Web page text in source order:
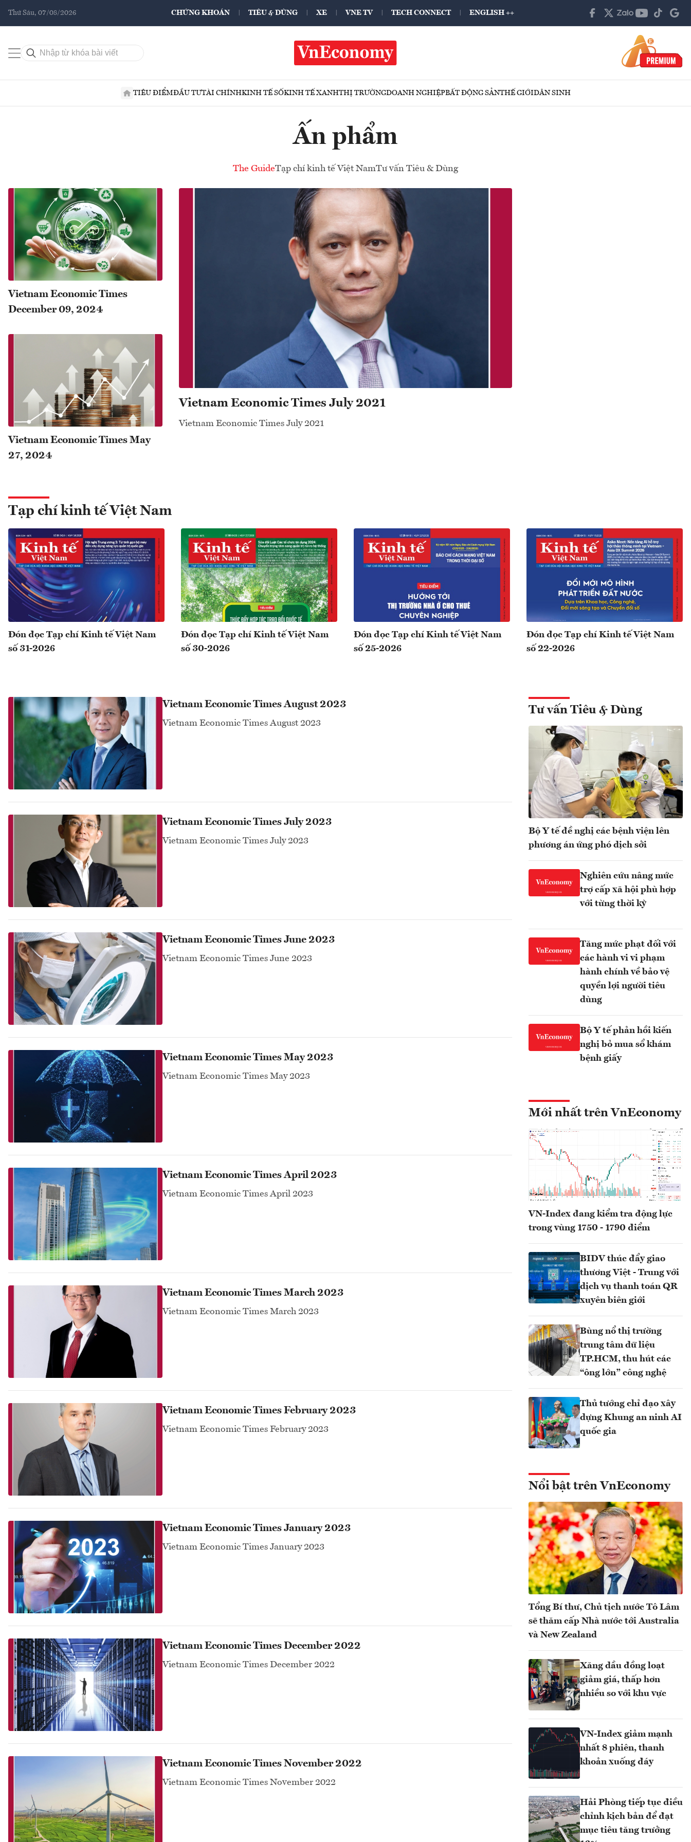
Thứ Sáu, 07/08/2026 CHỨNG KHOÁN TIÊU & DÙNG XE VNE TV TECH CONNECT ENGLISH ++
TIÊU ĐIỂMĐẦU TƯTÀI CHÍNHKINH TẾ SỐKINH TẾ XANHTHỊ TRƯỜNGDOANH NGHIỆPBẤT ĐỘNG SẢNTHẾ GIỚIDÂN SINH
Ấn phẩm
The GuideTạp chí kinh tế Việt NamTư vấn Tiêu & Dùng
Vietnam Economic Times July 2021
Vietnam Economic Times July 2021
Vietnam Economic Times
December 09, 2024
Vietnam Economic Times May
27, 2024
Tạp chí kinh tế Việt Nam
Đón đọc Tạp chí Kinh tế Việt Nam
số 31-2026
Đón đọc Tạp chí Kinh tế Việt Nam
số 30-2026
Đón đọc Tạp chí Kinh tế Việt Nam
số 25-2026
Đón đọc Tạp chí Kinh tế Việt Nam
số 22-2026
Vietnam Economic Times August 2023
Vietnam Economic Times August 2023
Vietnam Economic Times July 2023
Vietnam Economic Times July 2023
Vietnam Economic Times June 2023
Vietnam Economic Times June 2023
Vietnam Economic Times May 2023
Vietnam Economic Times May 2023
Vietnam Economic Times April 2023
Vietnam Economic Times April 2023
Vietnam Economic Times March 2023
Vietnam Economic Times March 2023
Vietnam Economic Times February 2023
Vietnam Economic Times February 2023
Vietnam Economic Times January 2023
Vietnam Economic Times January 2023
Vietnam Economic Times December 2022
Vietnam Economic Times December 2022
Vietnam Economic Times November 2022
Vietnam Economic Times November 2022
Tư vấn Tiêu & Dùng
Bộ Y tế đề nghị các bệnh viện lên
phương án ứng phó dịch sởi
Nghiên cứu nâng mức
trợ cấp xã hội phù hợp
với từng thời kỳ
Tăng mức phạt đối với
các hành vi vi phạm
hành chính về bảo vệ
quyền lợi người tiêu
dùng
Bộ Y tế phản hồi kiến
nghị bỏ mua sổ khám
bệnh giấy
Mới nhất trên VnEconomy
VN-Index đang kiểm tra động lực
trong vùng 1750 - 1790 điểm
BIDV thúc đẩy giao
thương Việt - Trung với
dịch vụ thanh toán QR
xuyên biên giới
Bùng nổ thị trường
trung tâm dữ liệu
TP.HCM, thu hút các
“ông lớn” công nghệ
Thủ tướng chỉ đạo xây
dựng Khung an ninh AI
quốc gia
Nổi bật trên VnEconomy
Tổng Bí thư, Chủ tịch nước Tô Lâm
sẽ thăm cấp Nhà nước tới Australia
và New Zealand
Xăng dầu đồng loạt
giảm giá, thấp hơn
nhiều so với khu vực
VN-Index giảm mạnh
nhất 8 phiên, thanh
khoản xuống đáy
Hải Phòng tiếp tục điều
chỉnh kịch bản để đạt
mục tiêu tăng trưởng